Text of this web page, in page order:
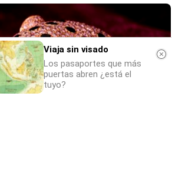
Viaja sin visado
Los pasaportes que más
puertas abren ¿está el
tuyo?